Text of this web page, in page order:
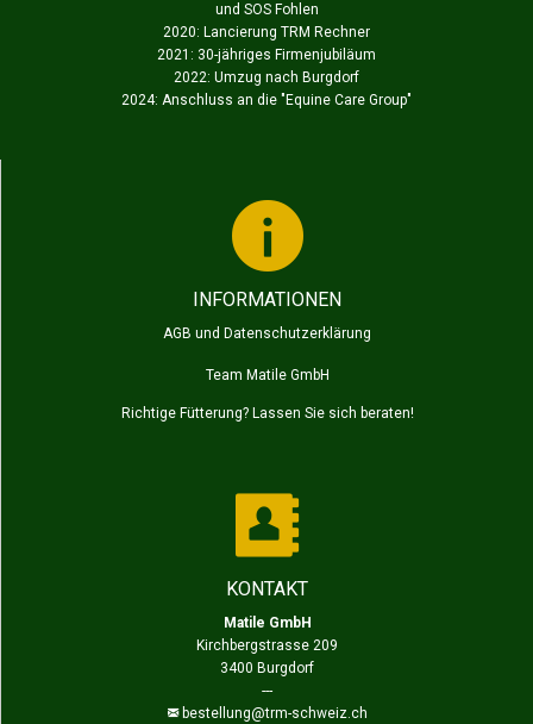
und SOS Fohlen
2020: Lancierung TRM Rechner
2021: 30-jähriges Firmenjubiläum
2022: Umzug nach Burgdorf
2024: Anschluss an die " Equine Care Group"
INFORMATIONEN
AGB und Datenschutzerklärung
Team Matile GmbH
Richtige Fütterung? Lassen Sie sich beraten!
KONTAKT
Matile GmbH
Kirchbergstrasse 209
3400 Burgdorf
---
bestellung@trm-schweiz.ch